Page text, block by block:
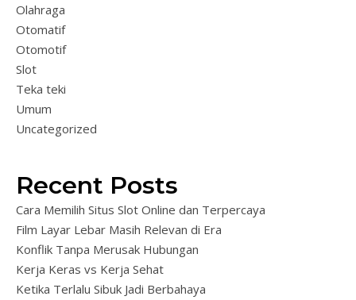
Olahraga
Otomatif
Otomotif
Slot
Teka teki
Umum
Uncategorized
Recent Posts
Cara Memilih Situs Slot Online dan Terpercaya
Film Layar Lebar Masih Relevan di Era
Konflik Tanpa Merusak Hubungan
Kerja Keras vs Kerja Sehat
Ketika Terlalu Sibuk Jadi Berbahaya